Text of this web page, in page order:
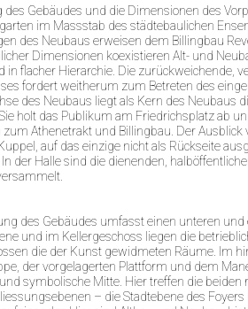
des Gebäudes und die Dimensionen des
im Massstab des städtebaulichen
des Neubaus erweisen dem Billingbau
Dimensionen koexistieren Alt- und
in flacher Hierarchie. Die zurückweichende,
fordert weitherum zum Betreten des
des Neubaus liegt als Kern des Neubaus
holt das Publikum am Friedrichsplatz ab
Athenetrakt und Billingbau. Der Ausblick
auf das einzige nicht als Rückseite
der Halle sind die dienenden,
des Gebäudes umfasst einen unteren und
und im Kellergeschoss liegen die
die der Kunst gewidmeten Räume. Im
der vorgelagerten Plattform und dem
symbolische Mitte. Hier treffen die beiden
– die Stadtebene des